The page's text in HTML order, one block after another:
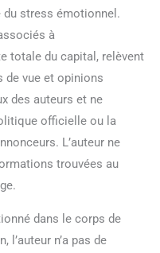
stress émotionnel.
à
totale du capital, relèvent
de vue et opinions
des auteurs et ne
officielle ou la
L’auteur ne
trouvées au
dans le corps de
l’auteur n’a pas de